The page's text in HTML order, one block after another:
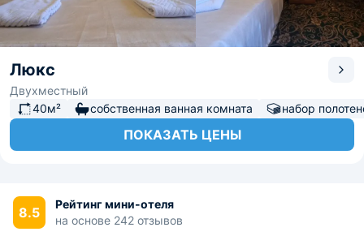
Люкс
Двухместный
40м²
собственная ванная комната набор
ПОКАЗАТЬ ЦЕНЫ
8.5
Рейтинг мини-отеля
на основе 242 отзывов